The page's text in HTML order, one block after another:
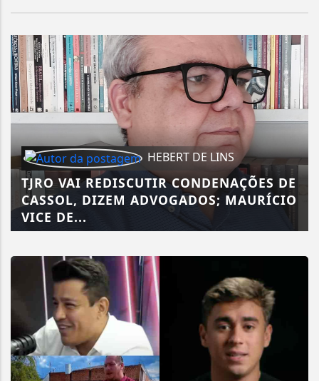
HEBERT DE LINS
TJRO VAI REDISCUTIR CONDENAÇÕES DE
CASSOL, DIZEM ADVOGADOS; MAURÍCIO
VICE DE...